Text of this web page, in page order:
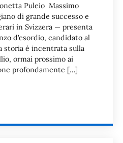
Puleio Massimo
di grande successo e
in Svizzera — presenta
d’esordio, candidato al
storia è incentrata sulla
ormai prossimo ai
profondamente […]